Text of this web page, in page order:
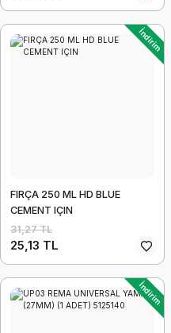
İndirim
FIRÇA 250 ML HD BLUE
CEMENT IÇIN
31,27 TL
25,13 TL
İndirim